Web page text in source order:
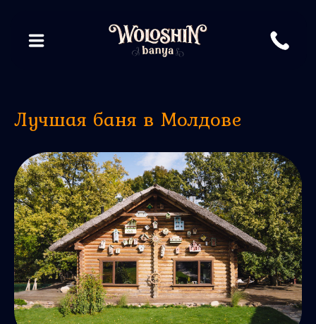
Лучшая баня в Молдове